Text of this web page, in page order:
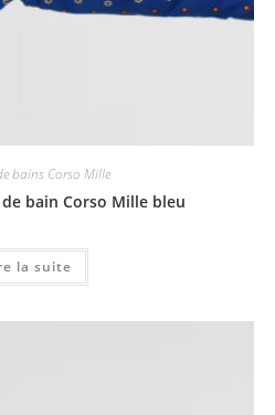
bains Corso Mille
bain Corso Mille bleu
la suite